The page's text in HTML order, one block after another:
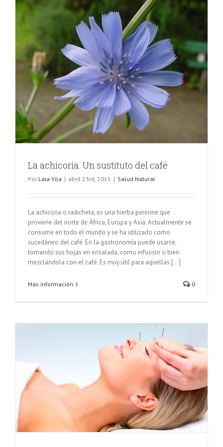
La achicoria. Un sustituto del café
Por Laia Vila | abril 23rd, 2015 | Salud Natural
La achicoria o radicheta, es una hierba perenne que
proviene del norte de África, Europa y Asia. Actualmente se
consume en todo el mundo y se ha utilizado como
sucedáneo del café. En la gastronomía puede usarse,
tomando sus hojas en ensalada, como infusión o bien
mezclándola con el café. Es muy útil para aquellas [...]
Más información 0